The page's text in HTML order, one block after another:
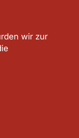
wir zur